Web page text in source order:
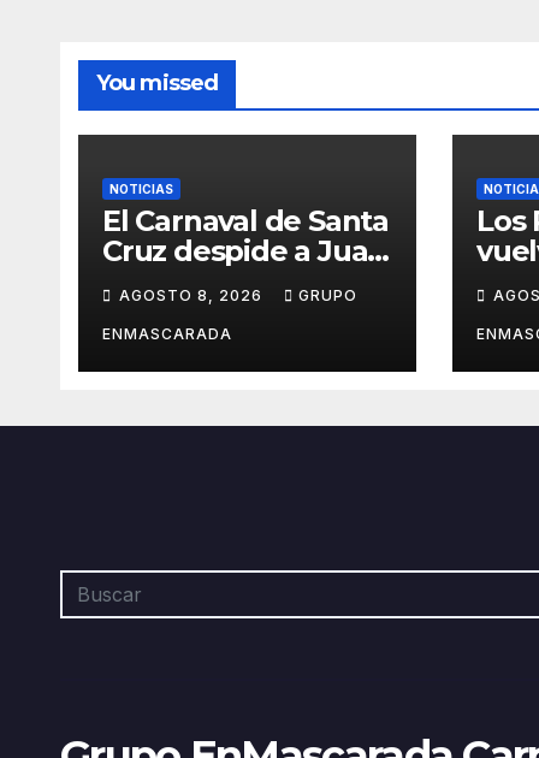
You missed
NOTICIAS
El Carnaval de Santa
Cruz despide a Juan
inolvidable
«Cristóbal Colón»
AGOSTO 8, 2026 GRUPO
ENMASCARADA
Los